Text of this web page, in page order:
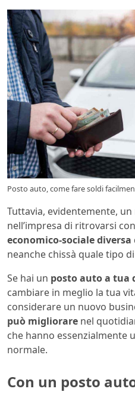
Posto auto, come fare soldi
Tuttavia, evidentemente,
nell’impresa di ritrovarsi
economico-sociale diversa
neanche chissà quale tipo
Se hai un posto auto a tua
cambiare in meglio la tua
considerare un nuovo
può migliorare nel
che hanno essenzialmente
normale.
Con un posto